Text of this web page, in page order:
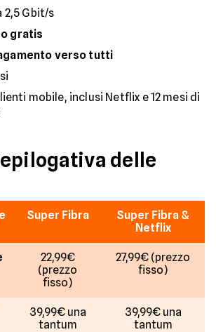
2,5 Gbit/s
gratis
verso tutti
mobile, inclusi Netflix e 12 mesi di
delle
Super Fibra
Super Fibra &
Netflix
22,99€
(prezzo
fisso)
27,99€ (prezzo
fisso)
39,99€ una
tantum
39,99€ una
tantum